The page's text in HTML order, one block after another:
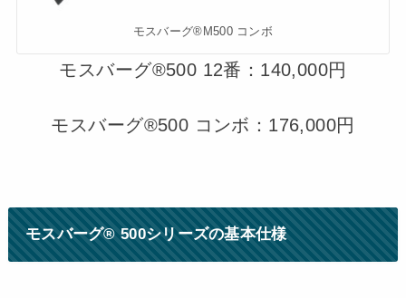
モスバーグ®M500 コンボ
モスバーグ®500 12番：140,000円
モスバーグ®500 コンボ：176,000円
モスバーグ® 500シリーズの基本仕様